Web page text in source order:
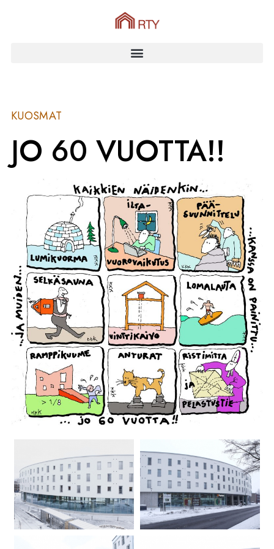
KUOSMAT
JO 60 VUOTTA!!